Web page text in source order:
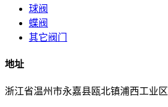
球阀
蝶阀
其它阀门
地址
浙江省温州市永嘉县瓯北镇浦西工业区